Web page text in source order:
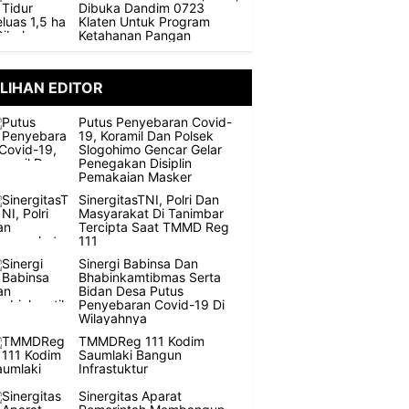
Dibuka Dandim 0723
Klaten Untuk Program
Ketahanan Pangan
EDITOR
Putus Penyebaran Covid-
19, Koramil Dan Polsek
Slogohimo Gencar Gelar
Penegakan Disiplin
Pemakaian Masker
SinergitasTNI, Polri Dan
Masyarakat Di Tanimbar
Tercipta Saat TMMD Reg
111
Sinergi Babinsa Dan
Bhabinkamtibmas Serta
Bidan Desa Putus
Penyebaran Covid-19 Di
Wilayahnya
TMMDReg 111 Kodim
Saumlaki Bangun
Infrastuktur
Sinergitas Aparat